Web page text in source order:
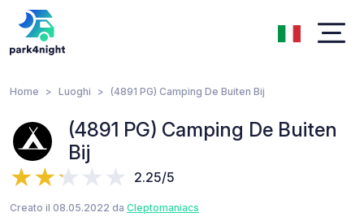
Home Luoghi (4891 PG) Camping De Buiten Bij
(4891 PG) Camping De Buiten
Bij
2.25/5
Creato il 08.05.2022 da Cleptomaniacs